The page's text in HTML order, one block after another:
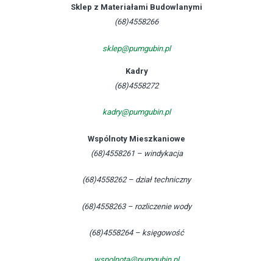
Sklep z Materiałami Budowlanymi
(68)4558266
sklep@pumgubin.pl
Kadry
(68)4558272
kadry@pumgubin.pl
Wspólnoty Mieszkaniowe
(68)4558261 – windykacja
(68)4558262 – dział techniczny
(68)4558263 – rozliczenie wody
(68)4558264 – księgowość
wspolnota@pumgubin.pl